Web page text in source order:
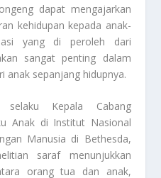
dapat mengajarkan
kehidupan kepada anak-
yang di peroleh dari
sangat penting dalam
anak sepanjang hidupnya.
Kepala Cabang
Anak di Institut Nasional
Manusia di Bethesda,
saraf menunjukkan
orang tua dan anak,